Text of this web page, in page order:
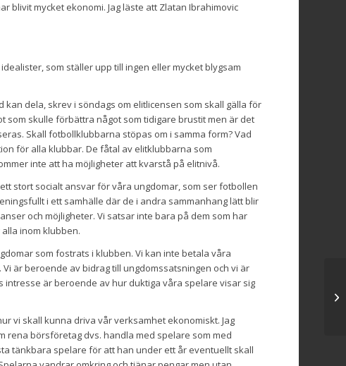
blivit mycket ekonomi. Jag läste att Zlatan Ibrahimovic
som ställer upp till ingen eller mycket blygsam
dela, skrev i söndags om elitlicensen som skall gälla för
som skulle förbättra något som tidigare brustit men är det
Skall fotbollklubbarna stöpas om i samma form? Vad
för alla klubbar. De fåtal av elitklubbarna som
inte att ha möjligheter att kvarstå på elitnivå.
stort socialt ansvar för våra ungdomar, som ser fotbollen
i ett samhälle där de i andra sammanhang lätt blir
och möjligheter. Vi satsar inte bara på dem som har
inom klubben.
som fostrats i klubben. Vi kan inte betala våra
är beroende av bidrag till ungdomssatsningen och vi är
är beroende av hur duktiga våra spelare visar sig
vi skall kunna driva vår verksamhet ekonomiskt. Jag
rena börsföretag dvs. handla med spelare som med
tänkbara spelare för att han under ett år eventuellt skall